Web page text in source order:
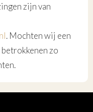
zijn van
. Mochten wij een
zo